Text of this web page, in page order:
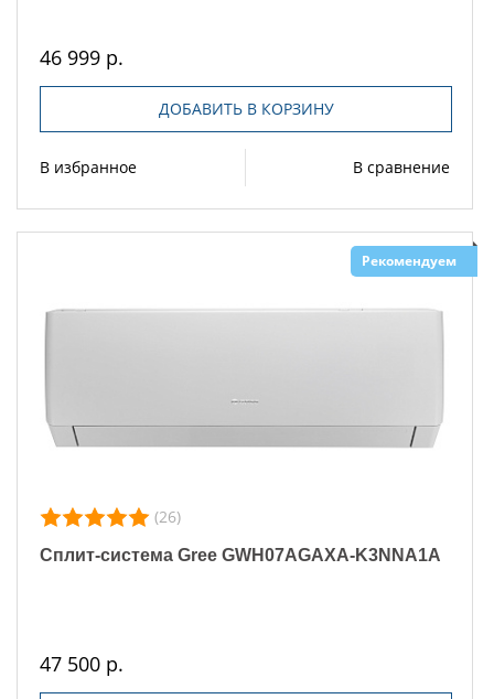
46 999 р.
ДОБАВИТЬ В КОРЗИНУ
В избранное В сравнение
Рекомендуем
(26)
Сплит-система Gree GWH07AGAXA-K3NNA1A
47 500 р.